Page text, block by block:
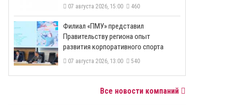
07 августа 2026, 15:00 460
​Филиал «ПМУ» представил
Правительству региона опыт
развития корпоративного спорта
07 августа 2026, 13:00 540
Все новости компаний